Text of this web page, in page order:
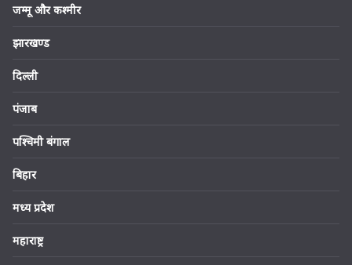
जम्मू और कश्मीर
झारखण्ड
दिल्ली
पंजाब
पश्चिमी बंगाल
बिहार
मध्य प्रदेश
महाराष्ट्र